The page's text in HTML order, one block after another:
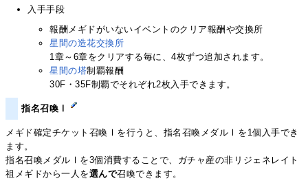
入手手段
報酬メギドがいないイベントのクリア報酬や交換所
星間の造花交換所
1章～6章をクリアする毎に、4枚ずつ追加されます。
星間の塔制覇報酬
30F・35F制覇でそれぞれ2枚入手できます。
指名召喚Ⅰ
メギド確定チケット召喚Ⅰを行うと、指名召喚メダルⅠを1個入手でき
ます。
指名召喚メダルⅠを3個消費することで、ガチャ産の非リジェネレイト
祖メギドから一人を選んで召喚できます。